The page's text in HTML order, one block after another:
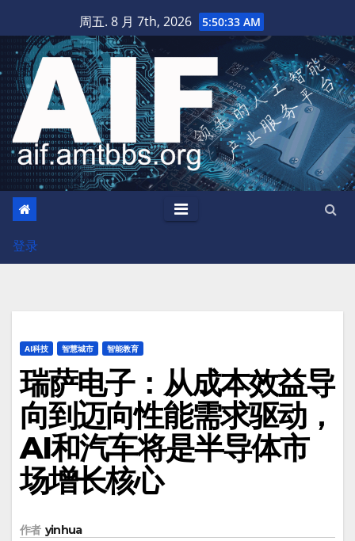
至
内
容
周五. 8 月 7th, 2026 5:50:34 AM
登录
AI科技 智慧城市 智能教育
瑞萨电子：从成本效益导
向到迈向性能需求驱动，
AI和汽车将是半导体市
场增长核心
作者 yinhua